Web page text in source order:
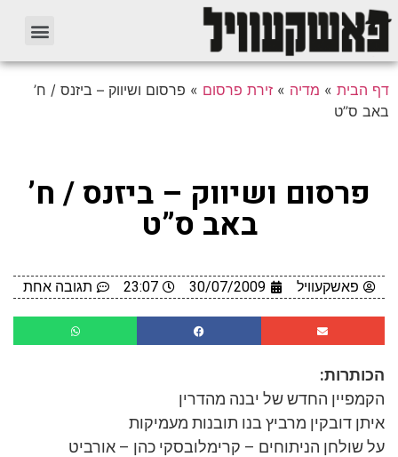
דף הבית » מדיה » זירת פרסום » פרסום ושיווק – ביזנס / ח’
באב ס”ט
פרסום ושיווק – ביזנס / ח’
באב ס”ט
פאשקעוויל 30/07/2009
23:07 תגובה אחת
הכותרות:
הקמפיין החדש של יבנה מהדרין
איתן דובקין מרביץ בנו תובנות מעמיקות
על שולחן הניתוחים – קרימלובסקי כהן – אורביט